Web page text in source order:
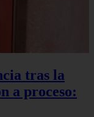
tras la
a proceso: